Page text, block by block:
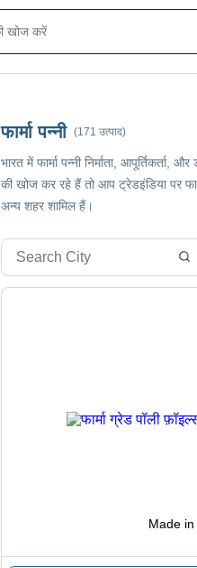
फार्मा पन्नी (171 उत्पाद)
भारत में फार्मा पन्नी निर्माता,
की खोज कर रहे हैं तो आप ट्रेडइंडिया पर
अन्य शहर शामिल हैं।
Made